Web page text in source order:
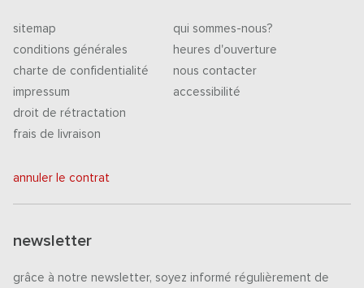
sitemap
conditions générales
charte de confidentialité
impressum
droit de rétractation
frais de livraison
qui sommes-nous?
heures d'ouverture
nous contacter
accessibilité
annuler le contrat
newsletter
grâce à notre newsletter, soyez informé régulièrement de